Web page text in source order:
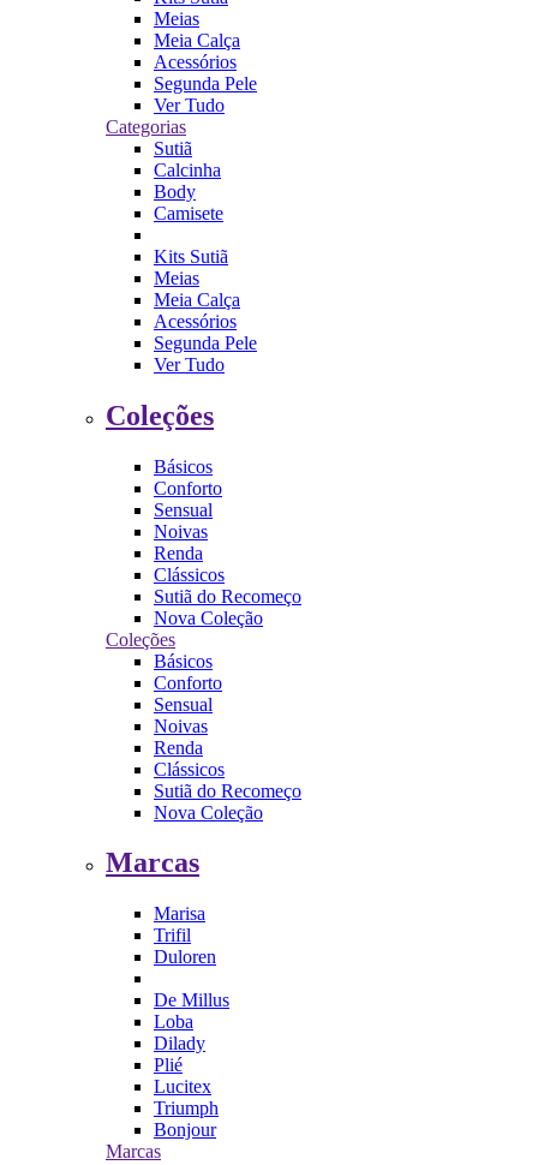
Meias
Meia Calça
Acessórios
Segunda Pele
Ver Tudo
Categorias
Sutiã
Calcinha
Body
Camisete
Kits Sutiã
Meias
Meia Calça
Acessórios
Segunda Pele
Ver Tudo
Coleções
Básicos
Conforto
Sensual
Noivas
Renda
Clássicos
Sutiã do Recomeço
Nova Coleção
Coleções
Básicos
Conforto
Sensual
Noivas
Renda
Clássicos
Sutiã do Recomeço
Nova Coleção
Marcas
Marisa
Trifil
Duloren
De Millus
Loba
Dilady
Plié
Lucitex
Triumph
Bonjour
Marcas